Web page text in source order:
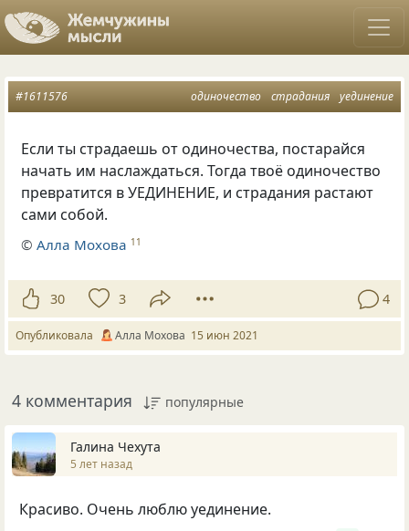
одиночество страдания уединение
#1611576
Если ты страдаешь от одиночества, постарайся
начать им наслаждаться. Тогда твоё одиночество
превратится в УЕДИНЕНИЕ, и страдания растают
сами собой.
©Алла Мохова 11
30 3 4
Опубликовала Алла Мохова 15 июн 2021
4 комментария популярные
Галина Чехута
5 лет назад
Красиво. Очень люблю уединение.